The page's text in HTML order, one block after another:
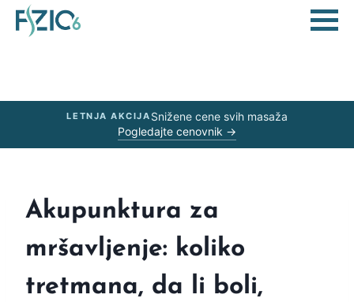
LETNJA AKCIJA Snižene cene svih masaža
Pogledajte cenovnik →
Akupunktura za
mršavljenje: koliko
tretmana, da li boli,